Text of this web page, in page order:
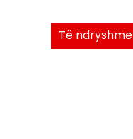
Të ndryshme